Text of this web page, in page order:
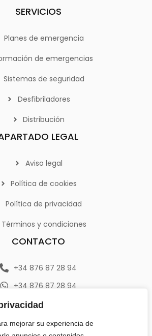
mejorar su experiencia de
SERVICIOS
Planes de emergencia
de emergencias
Sistemas de seguridad
Desfibriladores
Distribución
LEGAL
Aviso legal
Política de cookies
Política de privacidad
Términos y condiciones
CONTACTO
+34 876 87 28 94
+34 876 87 28 94
info@emerplan.es
Argentina 9, 46800 (Xàtiva) Valencia